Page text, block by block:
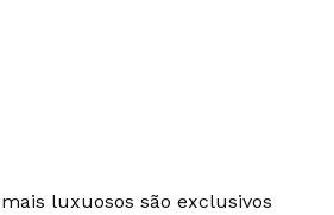
luxuosos são exclusivos